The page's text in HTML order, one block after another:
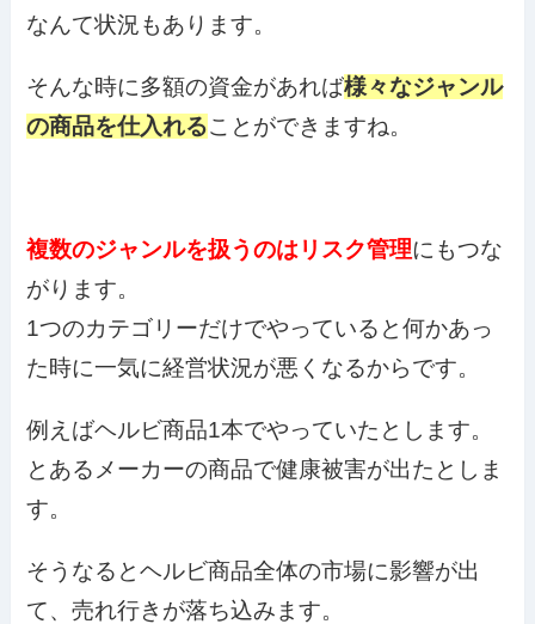
なんて状況もあります。
そんな時に多額の資金があれば様々なジャンル
の商品を仕入れることができますね。
複数のジャンルを扱うのはリスク管理にもつな
がります。
1つのカテゴリーだけでやっていると何かあっ
た時に一気に経営状況が悪くなるからです。
例えばヘルビ商品1本でやっていたとします。
とあるメーカーの商品で健康被害が出たとしま
す。
そうなるとヘルビ商品全体の市場に影響が出
て、売れ行きが落ち込みます。